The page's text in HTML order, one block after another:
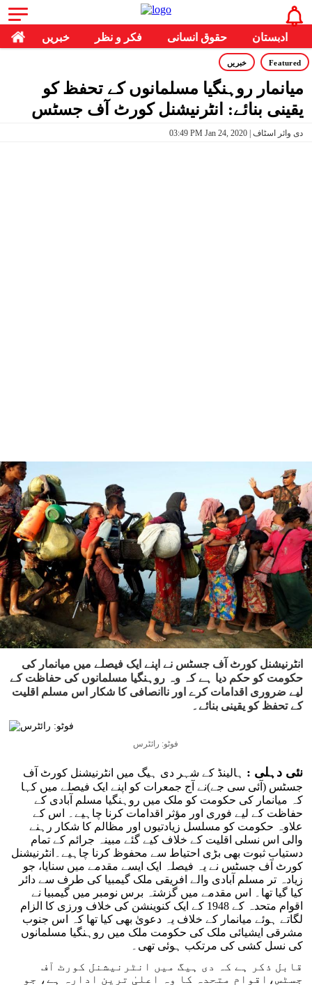
خبریں فکر و نظر حقوق انسانی ادبستان
Featured خبریں
میانمار روہنگیا مسلمانوں کے تحفظ کو
یقینی بنائے: انٹرنیشنل کورٹ آف جسٹس
03:49 PM Jan 24, 2020 | دی وائر اسٹاف
انٹرنیشنل کورٹ آف جسٹس نے اپنے ایک فیصلے میں میانمار کی
حکومت کو حکم دیا ہے کہ وہ روہنگیا مسلمانوں کی حفاظت کے
لیے ضروری اقدامات کرے اور ناانصافی کا شکار اس مسلم اقلیت
کے تحفظ کو یقینی بنائے۔
فوٹو: رائٹرس
نئی دہلی : ہالینڈ کے شہر دی ہیگ میں انٹرنیشنل کورٹ آف
جسٹس (آئی سی جے)نے آج جمعرات کو اپنے ایک فیصلے میں کہا
کہ میانمار کی حکومت کو ملک میں روہنگیا مسلم آبادی کے
حفاظت کے لیے فوری اور مؤثر اقدامات کرنا چاہیے۔ اس کے
علاوہ حکومت کو مسلسل زیادتیوں اور مظالم کا شکار رہنے
والی اس نسلی اقلیت کے خلاف کیے گئے مبینہ جرائم کے تمام
دستیاب ثبوت بھی بڑی احتیاط سے محفوظ کرنا چاہیے۔انٹرنیشنل
کورٹ آف جسٹس نے یہ فیصلہ ایک ایسے مقدمے میں سنایا، جو
زیادہ تر مسلم آبادی والے افریقی ملک گیمبیا کی طرف سے دائر
کیا گیا تھا۔ اس مقدمے میں گزشتہ برس نومبر میں گیمبیا نے
اقوام متحدہ کے 1948 کے ایک کنوینشن کی خلاف ورزی کا الزام
لگاتے ہوئے میانمار کے خلاف یہ دعویٰ بھی کیا تھا کہ اس جنوب
مشرقی ایشیائی ملک کی حکومت ملک میں روہنگیا مسلمانوں
کی نسل کشی کی مرتکب ہوئی تھی۔
قابل ذکر ہے کہ دی ہیگ میں انٹرنیشنل کورٹ آف
جسٹس،اقوام متحدہ کا وہ اعلیٰ ترین ادارہ ہے، جو